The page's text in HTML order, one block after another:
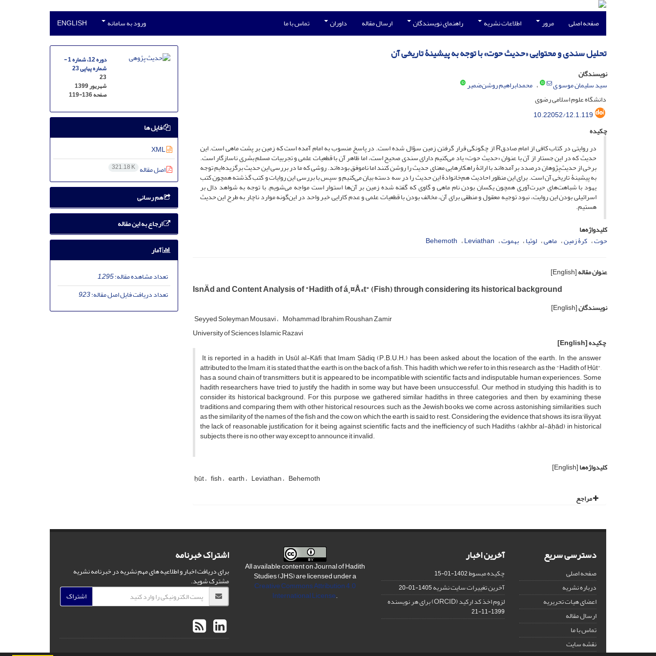
صفحه اصلی مرور اطلاعات نشریه راهنمای نویسندگان ارسال مقاله داوران تماس با ما ورود به سامانه ENGLISH
تحلیل سندی و محتوایی «حدیث حوت» با توجه به پیشینۀ تاریخی آن
نویسندگان
سید سلیمان موسو ی
محمدابراهیم روشن‌ضمیر
دانشگاه علوم اسلامی رضوی
10.22052/12.1.119
چکیده
در روایتی در کتاب کافی از امام صادقR از چگونگی قرار گرفتن زمین سؤال شده است. در پاسخ منسوب به امام آمده است که زمین بر پشت ماهی است. این
حدیث که در این جستار از آن با عنوان «حدیث حوت» یاد می‌کنیم دارای سندی صحیح است، اما ظاهر آن با قطعیات علمی و تجربیات مسلم بشری ناسازگار است.
برخی از حدیث‌پژوهان درصدد برآمده‌اند با ارائۀ راهکارهایی معنای حدیث را روشن کنند اما ناموفق بوده‌اند. روشی که ما در بررسی این حدیث برگزیده‌ایم توجه
به پیشینۀ تاریخی آن است. برای این منظور احادیث هم‌خانوادۀ این حدیث را در سه دسته بیان می‌کنیم و سپس با بررسی این روایات و کتب گذشته همچون کتب
یهود با شباهت‌های حیرت‌آوری همچون یکسان بودن نام ماهی و گاوی که گفته شده زمین بر آن‌ها استوار است مواجه می‌شویم. با توجه به شواهد دال بر
اسرائیلی بودن این روایت، نبود توجیه معقول و منطقی برای آن، مخالف بودن با قطعیات علمی و عدم کارایی خبر واحد در این‌گونه موارد ناچار به طرح این حدیث
هستیم.
کلیدواژه‌ها
حوت کرۀ زمین ماهی لوثیا بهموت Leviathan
Behemoth
عنوان مقاله[English]
IsnÄd and Content Analysis of "Hadith of á¸¤Å«t" (Fish) through considering its historical background
نویسندگان[English]
Seyyed Soleyman Mousavi Mohammad Ibrahim Roushan Zamir
University of Sciences Islamic Razavi
چکیده[English]
It is reported in a hadith in Usūl al-Kāfi that Imam Ṣādiq (P.B.U.H.) has been asked about the location of the earth. In the answer
attributed to the Imam, it is stated that the earth is on the back of a fish. This hadith, which we refer to in this research as the "Hadith of Ḥūt",
has a sound chain of transmitters, but it is appeared to be incompatible with scientific facts and indisputable human experiences. Some
hadith researchers have tried to justify the hadith in some way but have been unsuccessful. Our method in studying this hadith is to
consider its historical background. For this purpose, we gathered similar hadiths in three categories, and then, by examining these
traditions and comparing them with other historical resources, such as the Jewish books, we come across astonishing similarities, such
as the similarity of the names of the fish and the cow on which the earth is said to rest. Considering the evidence that shows its isra'iliyyat,
the lack of reasonable justification for it, being against scientific facts and the inefficiency of such Hadiths (akhbr al-āḥād) in historical
subjects, there is no other way except to announce it invalid.
کلیدواژه‌ها[English]
ḥūt fish earth Leviathan Behemoth
مراجع
دوره 12، شماره 1 -
شماره پیاپی 23
23
شهریور 1399
صفحه119-136
فایل ها
XML
اصل مقاله 321.18 K
هم رسانی
ارجاع به این مقاله
آمار
تعداد مشاهده مقاله:1,295
تعداد دریافت فایل اصل مقاله:923
دسترسی سریع
صفحه اصلی
درباره نشریه
اعضای هیات تحریریه
ارسال مقاله
تماس با ما
نقشه سایت
آخرین اخبار
چکیده مبسوط1402-01-15
آخرین تغییرات سایت نشریه1405-01-20
لزوم اخذ کد ارکید (ORCID) برای هر نویسنده
1399-11-21
All available content on Journal of Hadith
Studies (JHS) are licensed under a
Creative Commons Attribution 4.0
International License.
اشتراک خبرنامه
برای دریافت اخبار و اطلاعیه های مهم نشریه در خبرنامه نشریه
مشترک شوید.
اشتراک